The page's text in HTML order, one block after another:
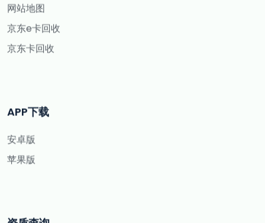
网站地图
京东e卡回收
京东卡回收
APP下载
安卓版
苹果版